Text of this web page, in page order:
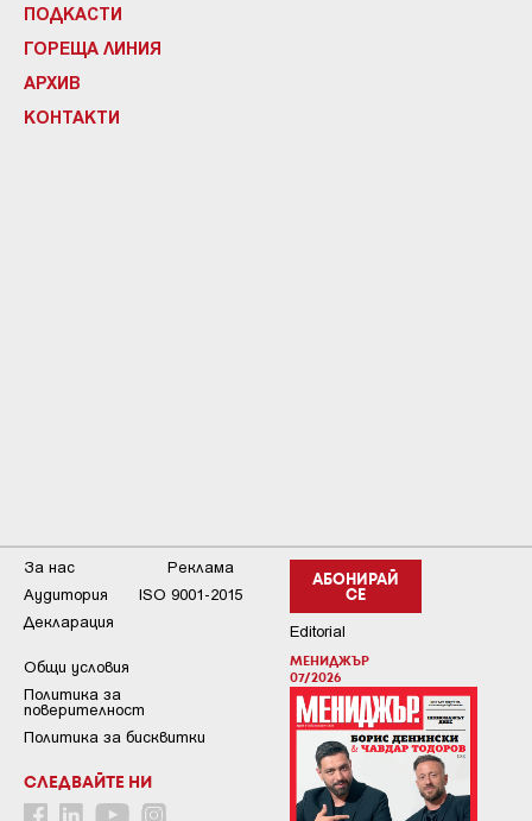
ПОДКАСТИ
ГОРЕЩА ЛИНИЯ
АРХИВ
КОНТАКТИ
АБОНИРАЙ
СЕ
Editorial
МЕНИДЖЪР
07/2026
За нас
Реклама
Аудитория
ISO 9001-2015
Декларация
Общи условия
Пoлитикa зa
пoвepитeлнocт
Политика за бисквитки
СЛЕДВАЙТЕ НИ